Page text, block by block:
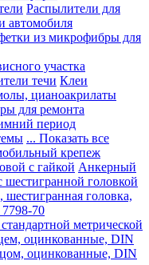
Распылители для
автомобиля
из микрофибры для
участка
течи Клеи
цианоакрилаты
для ремонта
период
... Показать все
крепеж
с гайкой Анкерный
головкой
головка,
70
метрической
оцинкованные, DIN
оцинкованные, DIN